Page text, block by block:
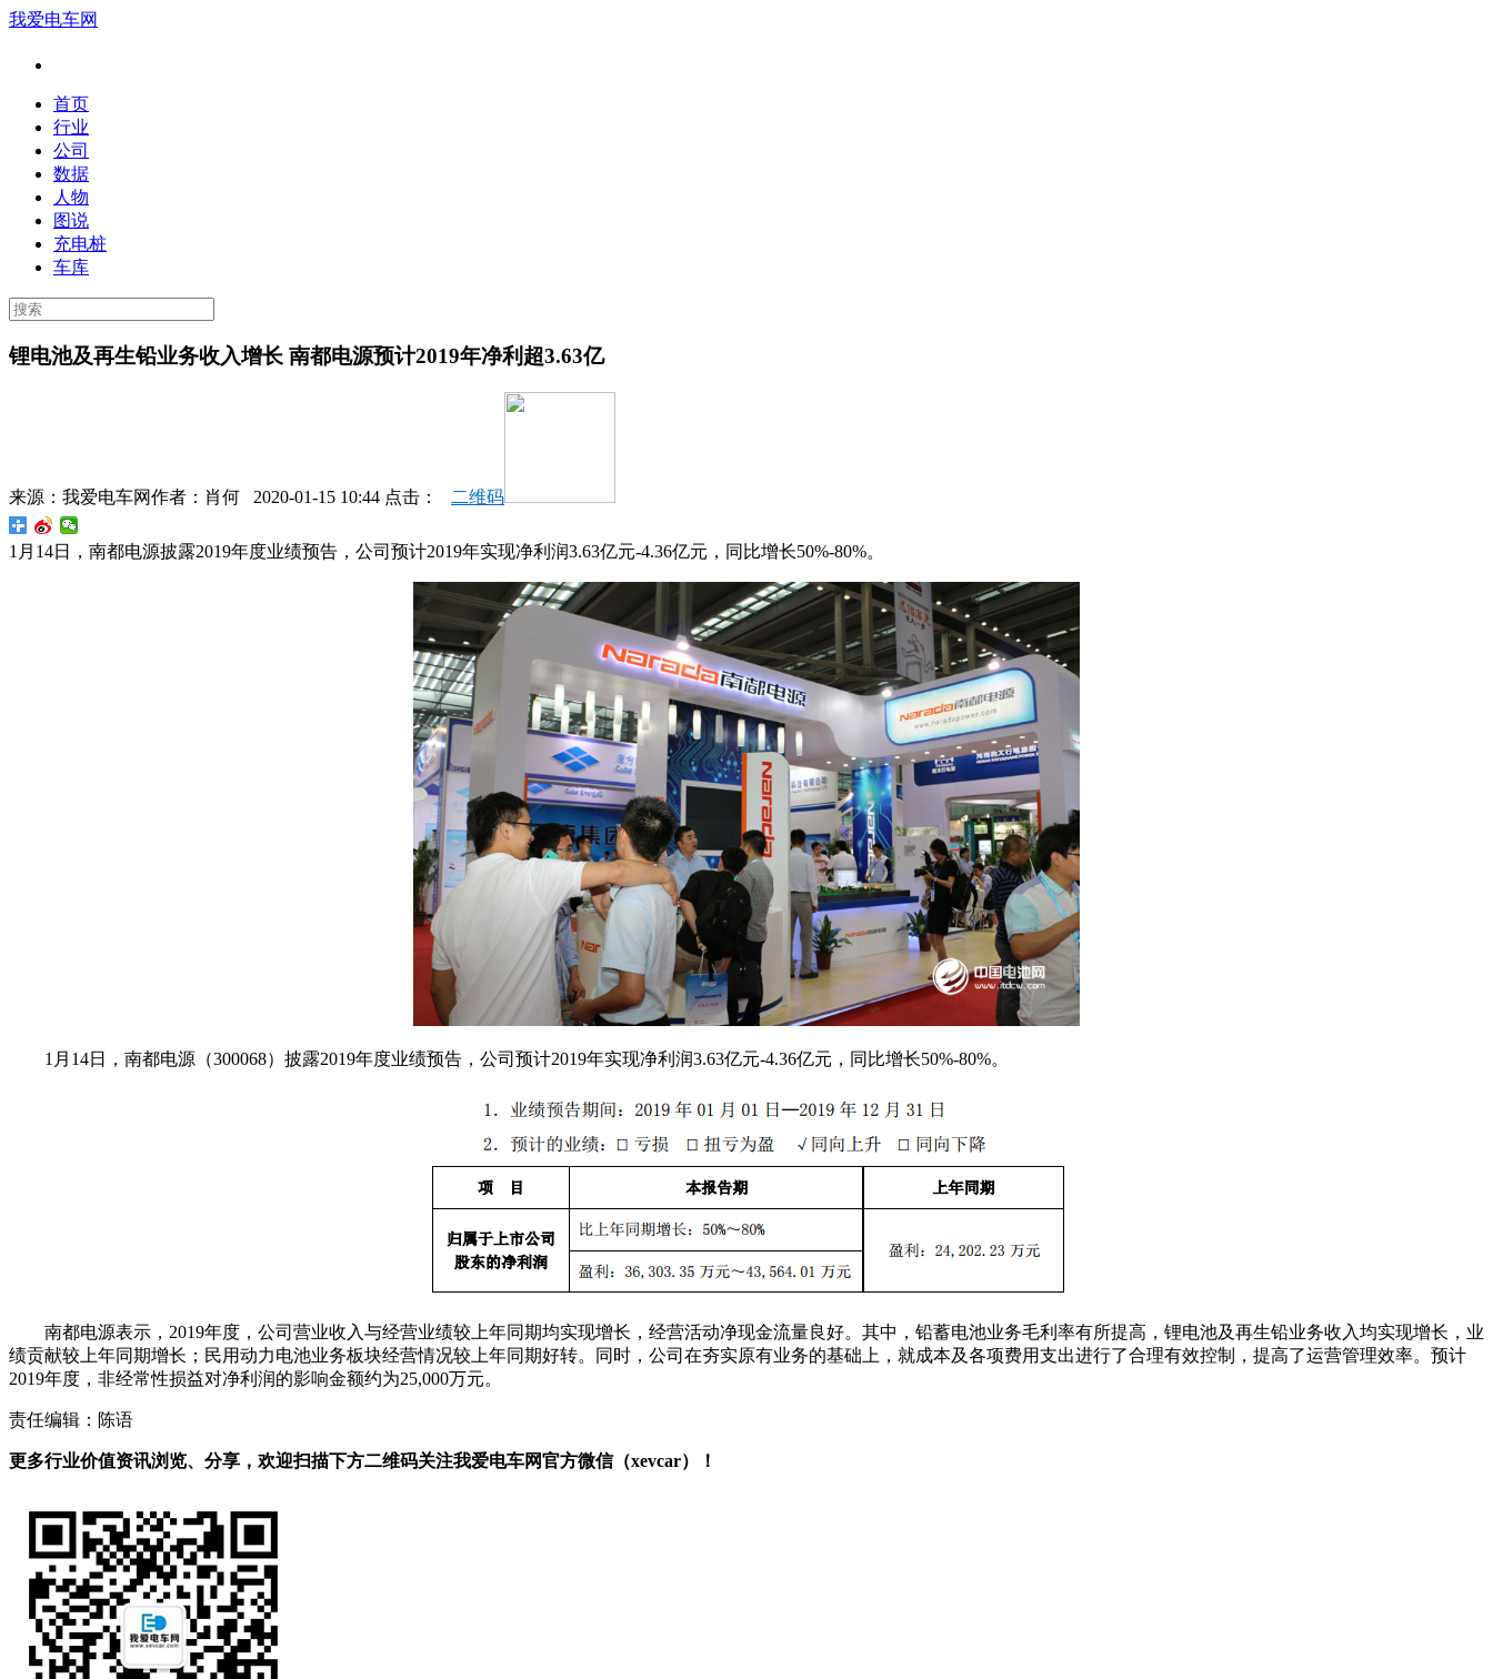
我爱电车网
首页
行业
公司
数据
人物
图说
充电桩
车库
锂电池及再生铅业务收入增长 南都电源预计2019年净利超3.63亿
来源： 我爱电车网作者： 肖何 2020-01-15 10:44 点击： 二维码
1月14日，南都电源披露2019年度业绩预告，公司预计2019年实现净利润3.63亿元-4.36亿元，同比增长50%-80%。
1月14日，南都电源（300068）披露2019年度业绩预告，公司预计2019年实现净利润3.63亿元-4.36亿元，同比增长50%-80%。
南都电源表示，2019年度，公司营业收入与经营业绩较上年同期均实现增长，经营活动净现金流量良好。其中，铅蓄电池业务毛利率有所提高，锂电池及再生铅业务收入均实现增长，业
绩贡献较上年同期增长；民用动力电池业务板块经营情况较上年同期好转。同时，公司在夯实原有业务的基础上，就成本及各项费用支出进行了合理有效控制，提高了运营管理效率。预计
2019年度，非经常性损益对净利润的影响金额约为25,000万元。
责任编辑：陈语
更多行业价值资讯浏览、分享，欢迎扫描下方二维码关注我爱电车网官方微信（xevcar）！